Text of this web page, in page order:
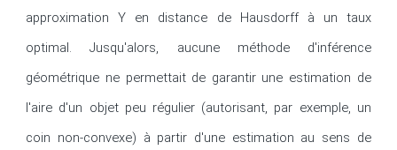
approximation Y en distance de Hausdorff à un taux
optimal. Jusqu'alors, aucune méthode d'inférence
géométrique ne permettait de garantir une estimation de
l'aire d'un objet peu régulier (autorisant, par exemple, un
coin non-convexe) à partir d'une estimation au sens de